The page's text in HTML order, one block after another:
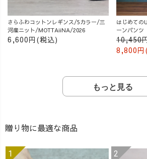
さらふわコットンレギンス/5カラー/三
河産ニット/MOTTAiiNA/2026
6,600円(税込)
はじめての
ーンパンツ
10,450
8,800円
もっと見る
贈り物に最適な商品